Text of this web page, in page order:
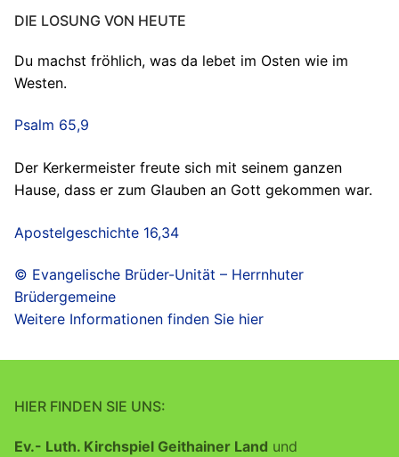
DIE LOSUNG VON HEUTE
Du machst fröhlich, was da lebet im Osten wie im
Westen.
Psalm 65,9
Der Kerkermeister freute sich mit seinem ganzen
Hause, dass er zum Glauben an Gott gekommen war.
Apostelgeschichte 16,34
© Evangelische Brüder-Unität – Herrnhuter
Brüdergemeine
Weitere Informationen finden Sie hier
HIER FINDEN SIE UNS:
Ev.- Luth. Kirchspiel Geithainer Land und